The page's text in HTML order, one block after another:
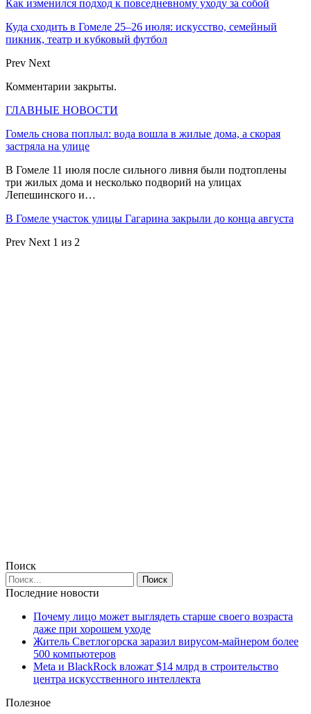
Как изменился подход к повседневному уходу за собой
Куда сходить в Гомеле 25–26 июля: искусство, семейный
пикник, театр и кубковый футбол
Prev Next
Комментарии закрыты.
ГЛАВНЫЕ НОВОСТИ
Гомель снова поплыл: вода вошла в жилые дома, а скорая
застряла на улице
В Гомеле 11 июля после сильного ливня были подтоплены
три жилых дома и несколько подворий на улицах
Лепешинского и…
В Гомеле участок улицы Гагарина закрыли до конца августа
Prev Next 1 из 2
Поиск
Последние новости
Почему лицо может выглядеть старше своего возраста
даже при хорошем уходе
Житель Светлогорска заразил вирусом-майнером более
500 компьютеров
Meta и BlackRock вложат $14 млрд в строительство
центра искусственного интеллекта
Полезное